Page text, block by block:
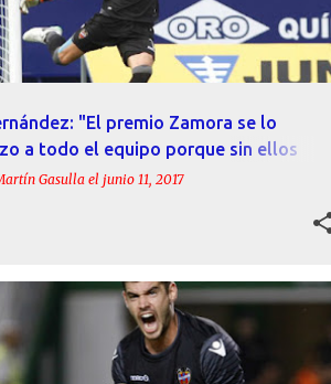
"El premio Zamora se lo
a todo el equipo porque sin ellos
sido imposible"
Gasulla el junio 11, 2017
DECLARACIONES LEVANTE